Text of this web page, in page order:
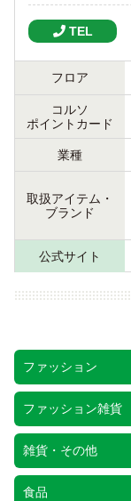
TEL
フロア
コルソ
ポイントカード
業種
取扱アイテム・
ブランド
公式サイト
ファッション
ファッション雑貨
雑貨・その他
食品